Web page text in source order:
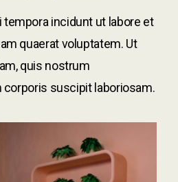
incidunt ut labore et
quaerat voluptatem. Ut
quis nostrum
suscipit laboriosam.